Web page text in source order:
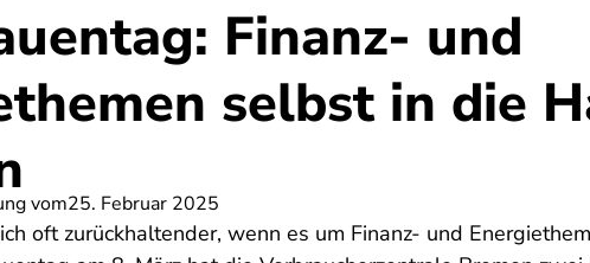
Finanz- und
selbst in die
vom25. Februar 2025
oft zurückhaltender, wenn es um Finanz- und